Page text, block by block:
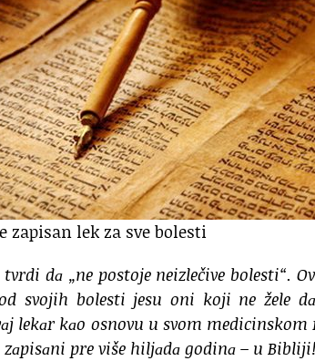
zapisan lek za sve bolesti
dа „ne postoje neizlečive bolesti“.
svojih bolesti jesu oni koji ne žele
lekаr kаo osnovu u svom
pre više hiljаdа godinа – u